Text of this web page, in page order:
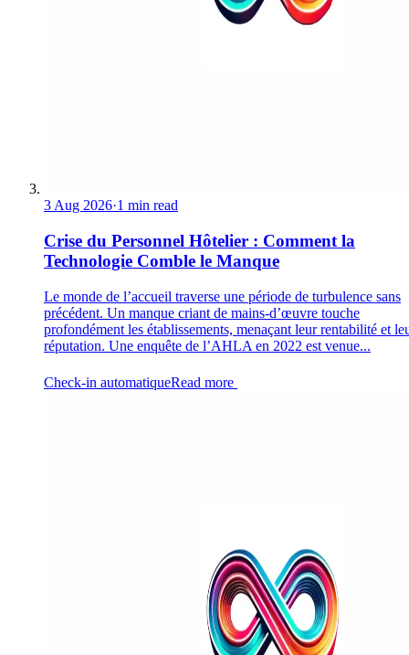
3 Aug 2026·1 min read
Crise du Personnel Hôtelier : Comment la
Technologie Comble le Manque
Le monde de l’accueil traverse une période de turbulence sans
précédent. Un manque criant de mains-d’œuvre touche
profondément les établissements, menaçant leur rentabilité et
réputation. Une enquête de l’AHLA en 2022 est venue...
Check-in automatiqueRead more